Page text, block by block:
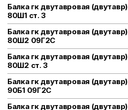
Балка гк двутавровая (двутавр)
80Ш1 ст. 3
Балка гк двутавровая (двутавр)
80Ш2 09Г2С
Балка гк двутавровая (двутавр)
80Ш2 ст. 3
Балка гк двутавровая (двутавр)
90Б1 09Г2С
Балка гк двутавровая (двутавр)